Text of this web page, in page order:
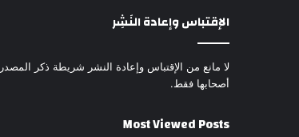
الإقتباس وإعادة النَشِر
لا مانع من الإقتباس وإعادة النشر شريطة ذكر
أصحابها فقط.
Most Viewed Posts